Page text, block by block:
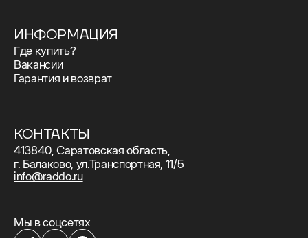
Мы в соцсетях
ИНФОРМАЦИЯ
Где купить?
Вакансии
Гарантия и возврат
КОНТАКТЫ
413840, Саратовская область,
г. Балаково, ул.Транспортная, 11/5
info@raddo.ru